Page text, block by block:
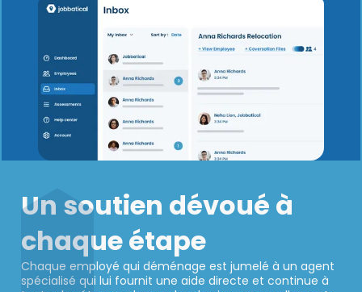
Un soutien dévoué à
chaque étape
Chaque employé qui déménage est jumelé à un agent
spécialisé qui lui fournit une aide directe et continue à